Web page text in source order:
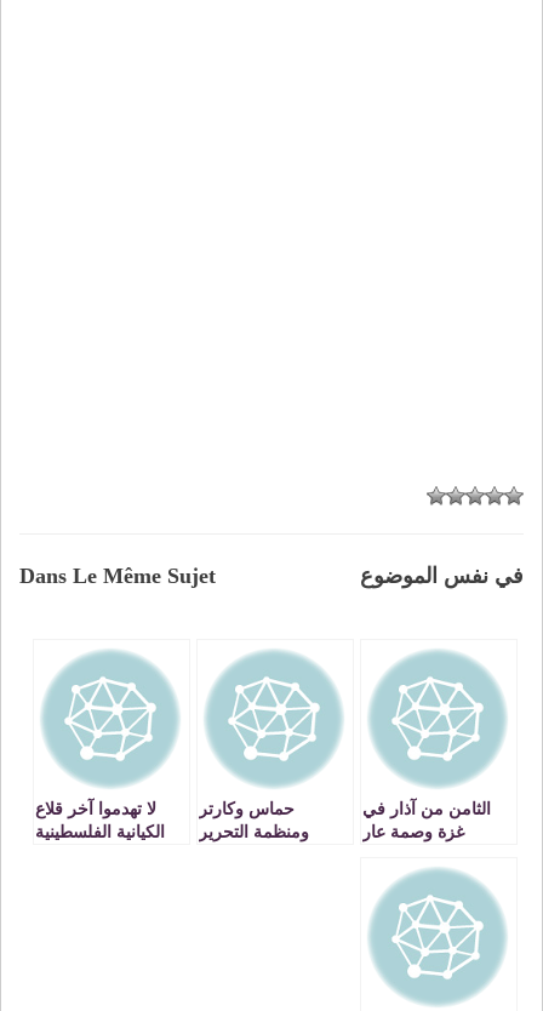
Dans Le Même Sujet في نفس الموضوع
الثامن من آذار في
غزة وصمة عار
حماس وكارتر
ومنظمة التحرير
لا تهدموا آخر قلاع
الكيانية الفلسطينية